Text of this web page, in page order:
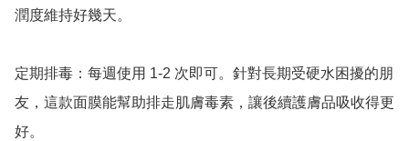
潤度維持好幾天。
定期排毒：每週使用 1-2 次即可。針對長期受硬水困擾的朋
友，這款面膜能幫助排走肌膚毒素，讓後續護膚品吸收得更
好。